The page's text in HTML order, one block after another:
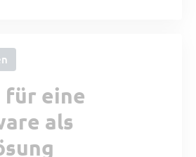
für eine
als